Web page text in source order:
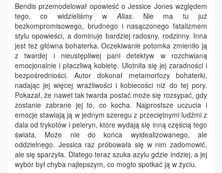
Bendis przemodelował opowieść o Jessice Jones względem
tego, co widzieliśmy w Alias. Nie ma tu już
bezkompromisowego, brudnego i nasączonego fatalizmem
stylu opowieści, a dominuje bardziej radosny, rodzinny. Inna
jest też główna bohaterka. Oczekiwanie potomka zmieniło ją
z twardej i nieustępliwej pani detektyw w rozchwianą
emocjonalnie i płaczliwą kobietę. Ulotniła się jej zaradności i
bezpośredniości. Autor dokonał metamorfozy bohaterki,
nadając jej więcej wrażliwości i kobiecości niż do tej pory.
Pokazał, że nawet tak twarda postać może się rozsypać, gdy
zostanie zabrane jej to, co kocha. Najprostsze uczucia i
emocje stawiają ją w jednym szeregu z przeciętnymi ludźmi z
dala od trykotów i peleryn, które wydają się inną częścią tego
świata. Może nie do końca wyidealizowanego, ale
oddzielnego. Jessica raz próbowała się w nim zadomowić,
ale się sparzyła. Dlatego teraz szuka azylu gdzie indziej, a jej
wybór był chyba najlepszym, co mogło spotkać ją w życiu.